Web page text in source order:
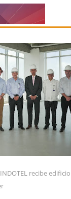
INDOTEL recibe